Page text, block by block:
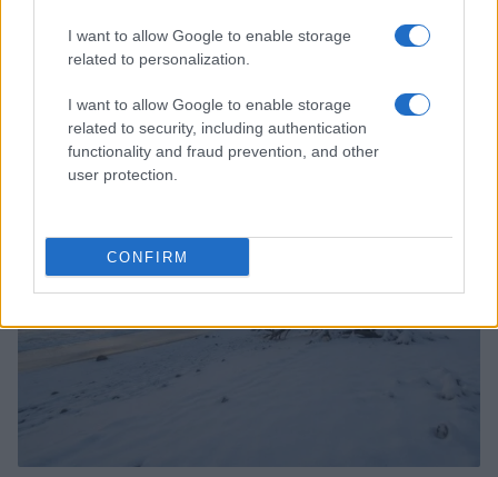
I want to allow Google to enable storage
related to personalization.
I want to allow Google to enable storage
related to security, including authentication
functionality and fraud prevention, and other
user protection.
CONFIRM
destinati al Senegal
Ilaria Mauri · 4 Ago 2026
NOTIZIE